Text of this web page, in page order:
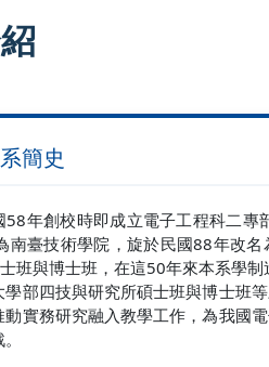
簡史
58年創校時即成立電子工程科二
南臺技術學院，旋於民國88年改
班與博士班，在這50年來本系學制
學部四技與研究所碩士班與博士班
動實務研究融入教學工作，為我國